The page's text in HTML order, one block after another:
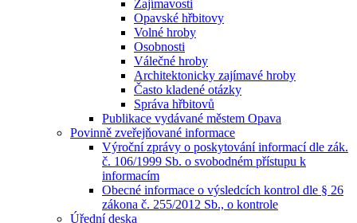
Zajímavosti
Opavské hřbitovy
Volné hroby
Osobnosti
Válečné hroby
Architektonicky zajímavé hroby
Často kladené otázky
Správa hřbitovů
Publikace vydávané městem Opava
Povinně zveřejňované informace
Výroční zprávy o poskytování informací dle zák.
č. 106/1999 Sb. o svobodném přístupu k
informacím
Obecné informace o výsledcích kontrol dle § 26
zákona č. 255/2012 Sb., o kontrole
Úřední deska